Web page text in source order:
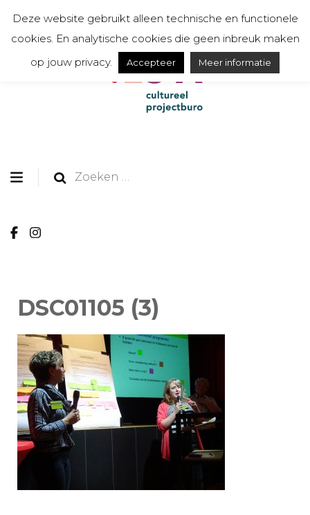
Zoeken
projectburo
DSC01105 (3)
Deze website gebruikt alleen technische en functionele
cookies. En analytische cookies die geen inbreuk maken
op jouw privacy.
Accepteer Meer informatie